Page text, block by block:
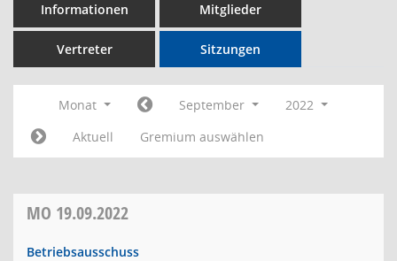
Informationen Mitglieder
Vertreter Sitzungen
Monat September
2022
Aktuell
Gremium auswählen
MO 19.09.2022
Betriebsausschuss